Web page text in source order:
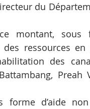
du
montant,
ressources
des
Preah
d’aide